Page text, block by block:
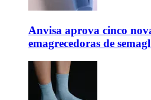
Anvisa aprova cinco
emagrecedoras de